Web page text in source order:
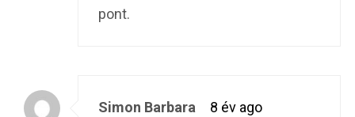
pont.
Simon Barbara 8 év ago